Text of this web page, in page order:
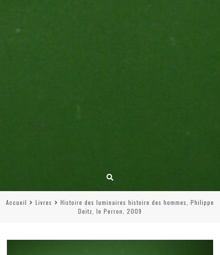
Accueil Livres
Histoire des luminaires histoire des hommes, Philippe
Deitz, le Perron, 2009